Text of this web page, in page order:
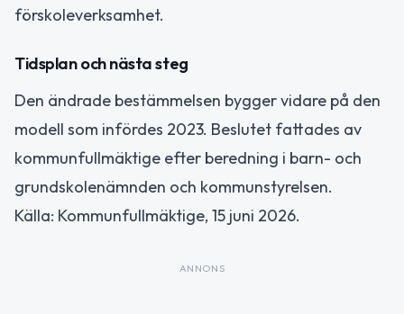
förskoleverksamhet.
Tidsplan och nästa steg
Den ändrade bestämmelsen bygger vidare på den
modell som infördes 2023. Beslutet fattades av
kommunfullmäktige efter beredning i barn- och
grundskolenämnden och kommunstyrelsen.
Källa: Kommunfullmäktige, 15 juni 2026.
ANNONS